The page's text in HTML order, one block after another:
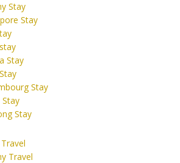
Stay
Stay
Stay
Stay
Stay
Stay
Travel